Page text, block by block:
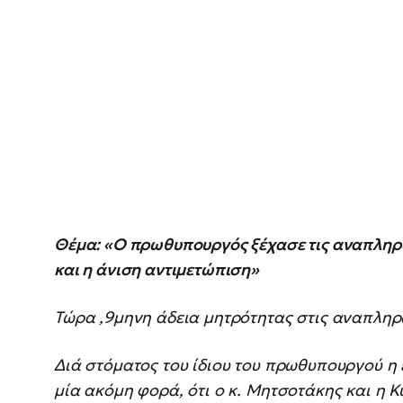
Θέμα: «Ο πρωθυπουργός ξέχασε τις
και η άνιση αντιμετώπιση»
Τώρα ,9μηνη άδεια μητρότητας στις
Διά στόματος του ίδιου του πρωθυπουργού η
μία ακόμη φορά, ότι ο κ. Μητσοτάκης και η